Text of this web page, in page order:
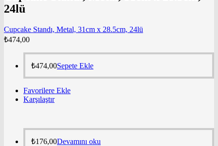
24lü
Cupcake Standı, Metal, 31cm x 28.5cm, 24lü
₺474,00
₺474,00Sepete Ekle
Favorilere Ekle
Karşılaştır
₺176,00Devamını oku